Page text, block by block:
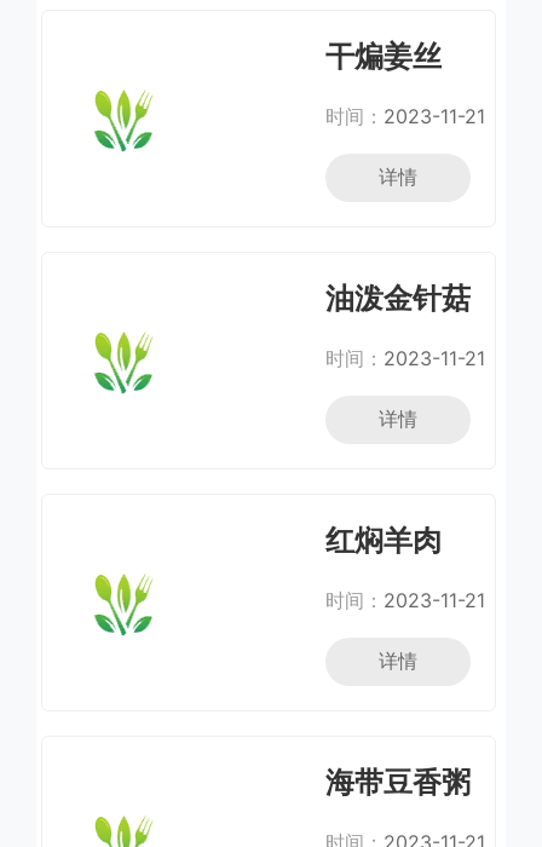
干煸姜丝
时间： 2023-11-21
详情
油泼金针菇
时间： 2023-11-21
详情
红焖羊肉
时间： 2023-11-21
详情
海带豆香粥
时间： 2023-11-21